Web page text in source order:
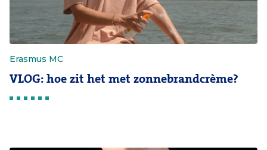
Erasmus MC
VLOG: hoe zit het met zonnebrandcrème?